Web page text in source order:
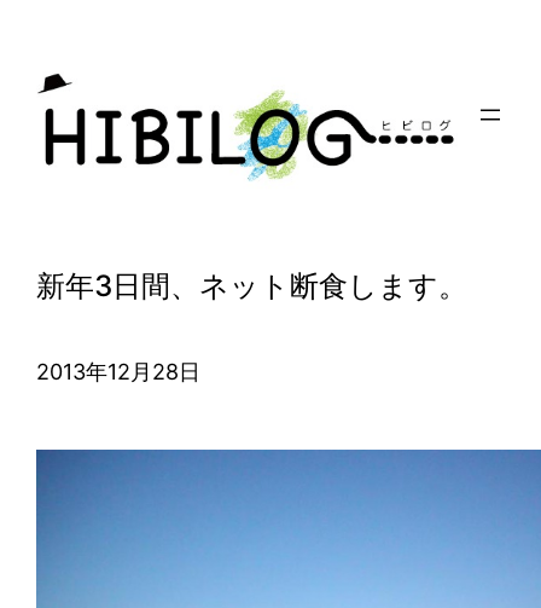
新年3日間、ネット断食します。
2013年12月28日